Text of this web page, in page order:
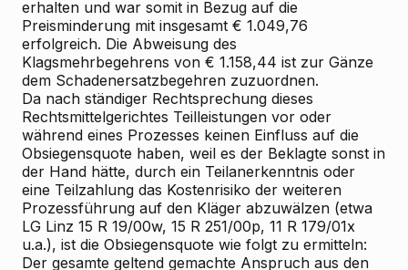
erhalten und war somit in Bezug auf die
Preisminderung mit insgesamt € 1.049,76
erfolgreich. Die Abweisung des
Klagsmehrbegehrens von € 1.158,44 ist zur Gänze
dem Schadenersatzbegehren zuzuordnen.
Da nach ständiger Rechtsprechung dieses
Rechtsmittelgerichtes Teilleistungen vor oder
während eines Prozesses keinen Einfluss auf die
Obsiegensquote haben, weil es der Beklagte sonst in
der Hand hätte, durch ein Teilanerkenntnis oder
eine Teilzahlung das Kostenrisiko der weiteren
Prozessführung auf den Kläger abzuwälzen (etwa
LG Linz 15 R 19/00w, 15 R 251/00p, 11 R 179/01x
u.a.), ist die Obsiegensquote wie folgt zu ermitteln:
Der gesamte geltend gemachte Anspruch aus den